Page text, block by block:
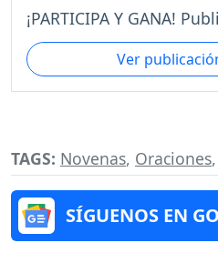
¡PARTICIPA Y GANA!
Ver
TAGS: Novenas, Oraciones,
SÍGUENOS EN